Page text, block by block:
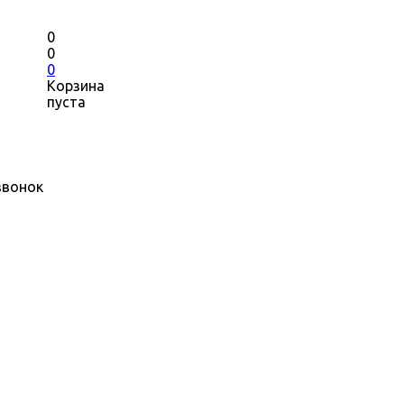
0
0
0
Корзина
пуста